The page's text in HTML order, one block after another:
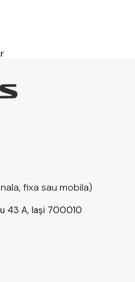
fixa sau mobila)
43 A, Iași 700010